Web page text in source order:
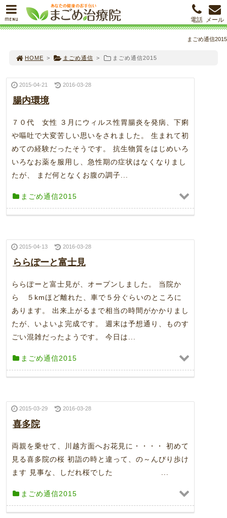
まごめ通信2015
HOME > まごめ通信 > まごめ通信2015
2015-04-21 2016-03-28
腸内環境
７０代 女性 ３月にウィルス性胃腸炎を発病、下痢
や嘔吐で大変苦しい思いをされました。 生まれて初
めての経験だったそうです。 抗生物質をはじめいろ
いろなお薬を服用し、急性期の症状はなくなりまし
たが、 まだ何となくお腹の調子...
まごめ通信2015
2015-04-13 2016-03-28
ららぽーと富士見
ららぽーと富士見が、オープンしました。 当院か
ら ５kmほど離れた、車で５分ぐらいのところに
あります。 出来上がるまで相当の時間がかかりまし
たが、いよいよ完成です。 週末は予想通り、ものす
ごい混雑だったようです。 今日は...
まごめ通信2015
2015-03-29 2016-03-28
喜多院
両親を乗せて、川越方面へお花見に・・・・ 初めて
見る喜多院の桜 初詣の時と違って、の～んびり歩け
ます 見事な、しだれ桜でした ...
まごめ通信2015
MENU メール
電話